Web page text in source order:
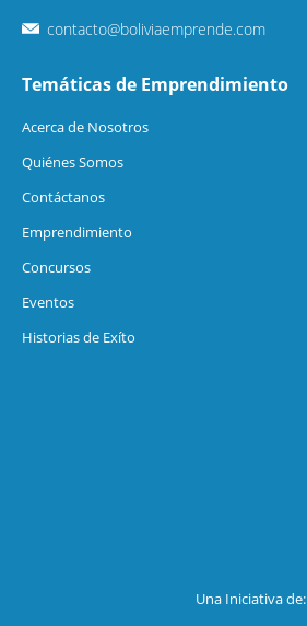
contacto@boliviaemprende.com
Temáticas de Emprendimiento
Acerca de Nosotros
Quiénes Somos
Contáctanos
Emprendimiento
Concursos
Eventos
Historias de Exíto
Una Iniciativa de: